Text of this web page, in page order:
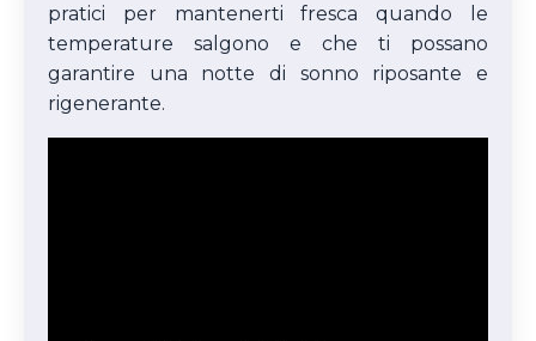
pratici per mantenerti fresca quando le
temperature salgono e che ti possano
garantire una notte di sonno riposante e
rigenerante.